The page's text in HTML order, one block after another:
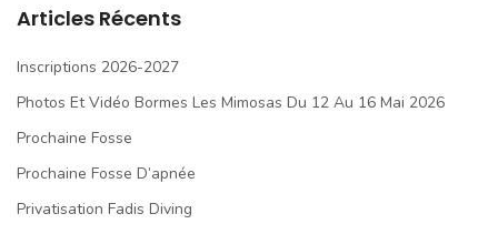
Articles Récents
Inscriptions 2026-2027
Photos Et Vidéo Bormes Les Mimosas Du 12 Au 16 Mai 2026
Prochaine Fosse
Prochaine Fosse D’apnée
Privatisation Fadis Diving